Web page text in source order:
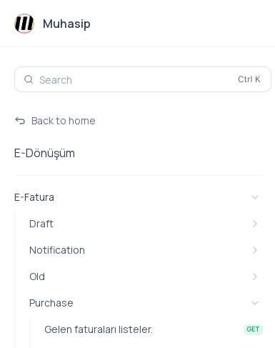
Muhasip
Search
Back to home
E-Dönüşüm
E-Fatura
Draft
Notification
Old
Purchase
Gelen faturaları listeler.
GET